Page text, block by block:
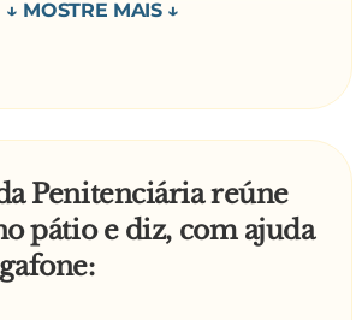
o homem.
temos lasanha, peixe
etc – E, de seguida,
de imediato:
por isso que morri
Penitenciária reúne
pátio e diz, com ajuda